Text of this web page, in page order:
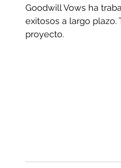
Goodwill Vows ha
exitosos a largo
proyecto.